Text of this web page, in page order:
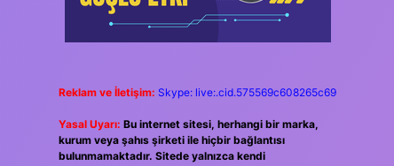
Reklam ve İletişim: Skype: live:.cid.575569c608265c69
Yasal Uyarı: Bu internet sitesi, herhangi bir marka,
kurum veya şahıs şirketi ile hiçbir bağlantısı
bulunmamaktadır. Sitede yalnızca kendi